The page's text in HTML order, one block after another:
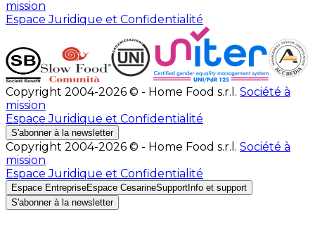
mission
Espace Juridique et Confidentialité
Copyright 2004-2026 © - Home Food s.r.l. Société à
mission
Espace Juridique et Confidentialité
S'abonner à la newsletter
Copyright 2004-2026 © - Home Food s.r.l. Société à
mission
Espace Juridique et Confidentialité
Espace EntrepriseEspace CesarineSupport Info et support
S'abonner à la newsletter